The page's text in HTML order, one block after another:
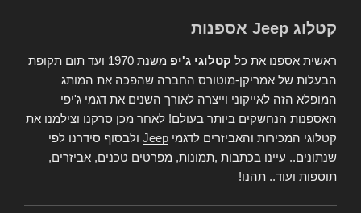
קטלוג Jeep אספנות
ראשית אספנו את כל קטלוגי ג'יפ
משנת 1970 ועד תום תקופת
הבעלות של אמריקן-מוטורס החברה שהפכה את המותג
המופלא הזה לאייקוני וייצרה לאורך השנים את דגמי ג'יפי
האספנות הנחשקים ביותר בעולם! לאחר מכן סרקנו וצילמנו את
קטלוגי המכירות והאביזרים לדגמי Jeep ולבסוף סידרנו לפי
שנתונים.. עיינו בכתבות ,תמונות, מפרטים טכנים, אביזרים,
תוספות ועוד.. תהנו!